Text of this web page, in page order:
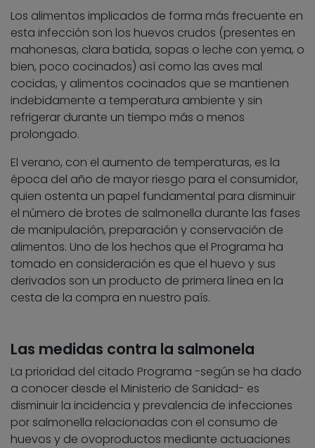
Los alimentos implicados de forma más frecuente en
esta infección son los huevos crudos (presentes en
mahonesas, clara batida, sopas o leche con yema, o
bien, poco cocinados) así como las aves mal
cocidas, y alimentos cocinados que se mantienen
indebidamente a temperatura ambiente y sin
refrigerar durante un tiempo más o menos
prolongado.
El verano, con el aumento de temperaturas, es la
época del año de mayor riesgo para el consumidor,
quien ostenta un papel fundamental para disminuir
el número de brotes de salmonella durante las fases
de manipulación, preparación y conservación de
alimentos. Uno de los hechos que el Programa ha
tomado en consideración es que el huevo y sus
derivados son un producto de primera línea en la
cesta de la compra en nuestro país.
Las medidas contra la salmonela
La prioridad del citado Programa -según se ha dado
a conocer desde el Ministerio de Sanidad- es
disminuir la incidencia y prevalencia de infecciones
por salmonella relacionadas con el consumo de
huevos y de ovoproductos mediante actuaciones